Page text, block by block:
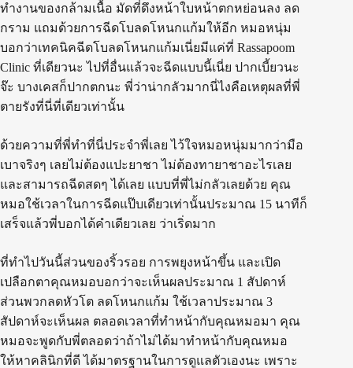
ทำงานของกล้ามเนื้อ มัดที่ดึงหน้าใบหน้าตกหย่อนลง ลด
กราม แถมด้วยการฉีดโบลดโหนกแก้มให้อีก หมอหนุ่ม
บอกว่าเทคนิคฉีดโบลดโหนกแก้มเนี่ยมีแค่ที่ Rassapoom
Clinic ที่เดียวนะ ไปที่อื่นแล้วจะฉีดแบบนี้เนี่ย ปากเบี้ยวนะ
จ๊ะ บางเคสก็ปากตกนะ พี่ว่าน่ากลัวมากนี่ไงคือเหตุผลที่พี่
ตายรังที่นี่ที่เดียวเท่านั้น
ด้วยความที่พี่ทำที่นี่ประจำพี่เลย ไว้ใจหมอหนุ่มมากว่ามือ
เบาจริงๆ เลยไม่ต้องแปะยาชา ไม่ต้องทายาชาอะไรเลย
และสามารถฉีดสดๆ ได้เลย แบบที่พี่ไม่กลัวเลยด้วย คุณ
หมอใช้เวลาในการฉีดแป๊บเดียวเท่านั้นประมาณ 15 นาทีก็
เสร็จแล้วพี่บอกได้คำเดียวเลย ว่าเริ่ดมาก
ที่ทำไปวันนี้ส่วนของริ้วรอย การพยุงหน้าขึ้น และเปิด
เปลือกตาคุณหมอบอกว่าจะเห็นผลประมาณ 1 สัปดาห์
ส่วนพวกลดหัวโต ลดโหนกแก้ม ใช้เวลาประมาณ 3
สัปดาห์จะเห็นผล ตลอดเวลาที่ทำหน้ากับคุณหมอมา คุณ
หมอจะพูดกับพี่ตลอดว่าถ้าไม่ได้มาทำหน้ากับคุณหมอ
ให้หาคลินิกที่ดี ได้มาตรฐานในการดูแลตัวเองนะ เพราะ